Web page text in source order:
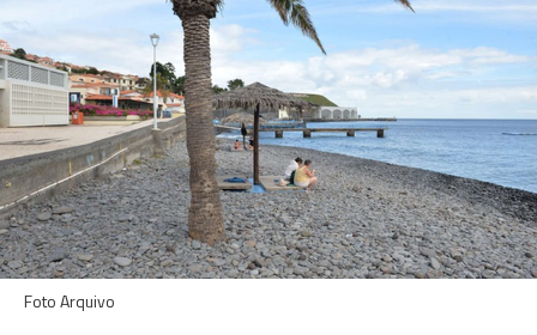
Foto Arquivo